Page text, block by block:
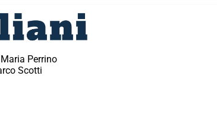
Perrino
Scotti